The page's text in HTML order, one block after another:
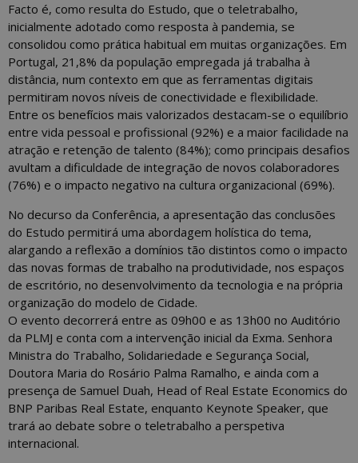
Facto é, como resulta do Estudo, que o teletrabalho,
inicialmente adotado como resposta à pandemia, se
consolidou como prática habitual em muitas organizações. Em
Portugal, 21,8% da população empregada já trabalha à
distância, num contexto em que as ferramentas digitais
permitiram novos níveis de conectividade e flexibilidade.
Entre os benefícios mais valorizados destacam-se o equilíbrio
entre vida pessoal e profissional (92%) e a maior facilidade na
atração e retenção de talento (84%); como principais desafios
avultam a dificuldade de integração de novos colaboradores
(76%) e o impacto negativo na cultura organizacional (69%).
No decurso da Conferência, a apresentação das conclusões
do Estudo permitirá uma abordagem holística do tema,
alargando a reflexão a domínios tão distintos como o impacto
das novas formas de trabalho na produtividade, nos espaços
de escritório, no desenvolvimento da tecnologia e na própria
organização do modelo de Cidade.
O evento decorrerá entre as 09h00 e as 13h00 no Auditório
da PLMJ e conta com a intervenção inicial da Exma. Senhora
Ministra do Trabalho, Solidariedade e Segurança Social,
Doutora Maria do Rosário Palma Ramalho, e ainda com a
presença de Samuel Duah, Head of Real Estate Economics do
BNP Paribas Real Estate, enquanto Keynote Speaker, que
trará ao debate sobre o teletrabalho a perspetiva
internacional.